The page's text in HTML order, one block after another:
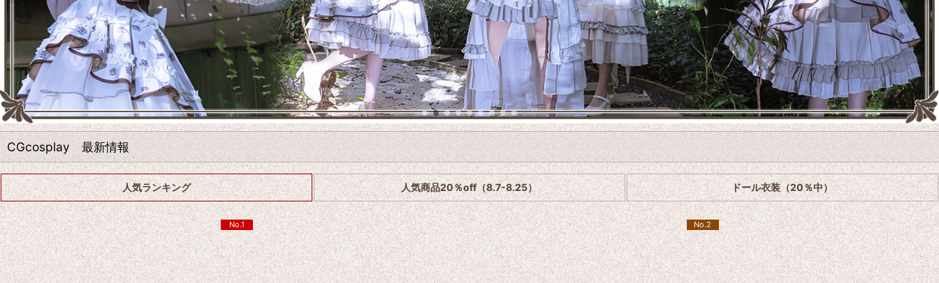
CGcosplay 最新情報
人気ランキング 人気商品20％off（8.7-8.25） ドール衣装（20％中）
No.1 No.2